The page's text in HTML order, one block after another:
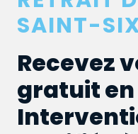
SAINT-
Recevez
gratuit en